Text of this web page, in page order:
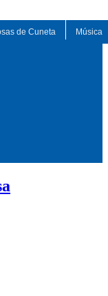
de Cuneta Música